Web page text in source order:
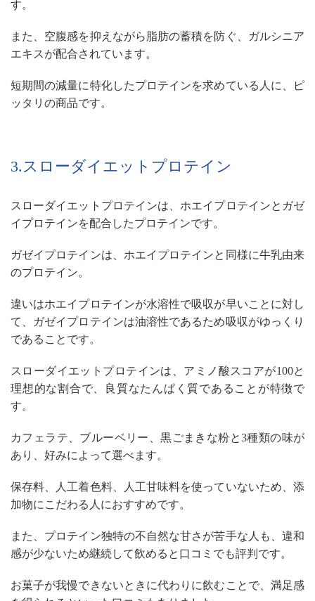
す。
また、空腹感を抑えながら脂肪の蓄積を防ぐ、ガルシニア
エキスが配合されています。
短期間の減量に特化したプロテインを求めている人に、ピ
ッタリの商品です。
3.スローダイエットプロテイン
スローダイエットプロテインは、ホエイプロテインとガゼ
イプロテインを配合したプロテインです。
ガゼイプロテインは、ホエイプロテインと同様に牛乳由来
のプロテイン。
違いはホエイプロテインが水溶性で吸収が早いことに対し
て、ガゼイプロテインは油溶性であるため吸収がゆっくり
であることです。
スローダイエットプロテインは、アミノ酸スコアが100と
理想的な割合で、良質なたんぱく質であることが特徴で
す。
カフェラテ、ブルーベリー、黒ごまきな粉と3種類の味が
あり、好みによって選べます。
保存料、人工着色料、人工甘味料を使っていないため、添
加物にこだわる人におすすめです。
また、プロテイン独特の不自然な甘さが苦手な人も、違和
感が少ないため継続して飲めると口コミでも評判です。
お菓子が我慢できないときに代わりに飲むことで、満足感